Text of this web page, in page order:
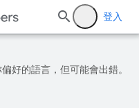
登入
好的語言，但可能會出錯。